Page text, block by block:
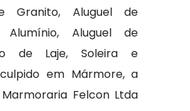
Granito, Aluguel de
Alumínio, Aluguel de
de Laje, Soleira e
em Mármore, a
Felcon Ltda